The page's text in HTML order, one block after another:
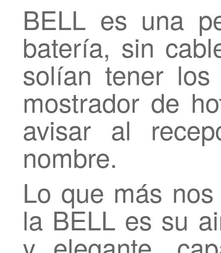
BELL es una
batería, sin
solían tener
mostrador de
avisar al
nombre.
Lo que más
la BELL es su